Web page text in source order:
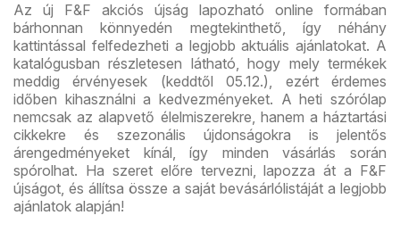
Az új F&F akciós újság lapozható online formában
bárhonnan könnyedén megtekinthető, így néhány
kattintással felfedezheti a legjobb aktuális ajánlatokat. A
katalógusban részletesen látható, hogy mely termékek
meddig érvényesek (keddtől 05.12.), ezért érdemes
időben kihasználni a kedvezményeket. A heti szórólap
nemcsak az alapvető élelmiszerekre, hanem a háztartási
cikkekre és szezonális újdonságokra is jelentős
árengedményeket kínál, így minden vásárlás során
spórolhat. Ha szeret előre tervezni, lapozza át a F&F
újságot, és állítsa össze a saját bevásárlólistáját a legjobb
ajánlatok alapján!